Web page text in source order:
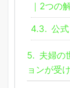
｜2つの
4.3. 公
5. 夫婦の
ョンが受